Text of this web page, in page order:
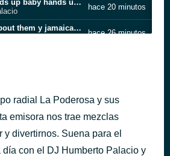
physical, hands up baby hands up yvideo killed the radio star ( 2022 )
hace 20 minutos
we no worry bout them y jamaican woman ( 2023 reggae )
hace 26 minutos
vol. 2
( 2021 )
provenza, baile con mi ex y quiero decirte ( 2022 )
hace 1 hora
radial La Poderosa y sus
emisora nos trae mezclas
y divertirnos. Suena para el
día con el DJ Humberto Palacio y